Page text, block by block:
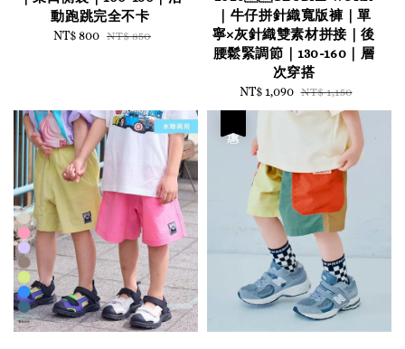
動跑跳完全不卡
Sale
NT$ 800 Regular
NT$ 850
｜牛仔拼針織寬版褲｜單
寧×灰針織雙素材拼接｜後
腰鬆緊調節｜130-160｜層
次穿搭
Sale
price
NT$ 1,090 Regular
price
NT$ 1,150